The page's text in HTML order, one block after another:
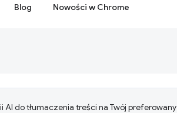
Blog Nowości w Chrome
AI do tłumaczenia treści na Twój preferowany